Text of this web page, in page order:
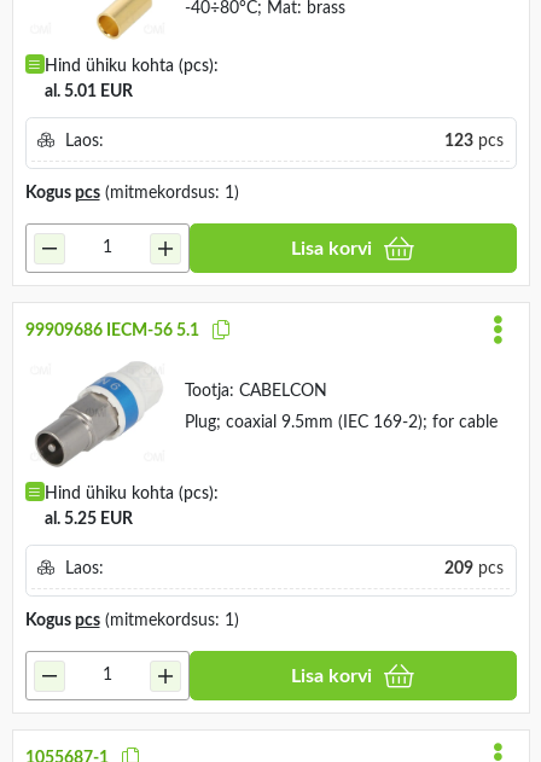
-40÷80°C; Mat: brass
Hind ühiku kohta (pcs):
al. 5.01 EUR
Laos: 123pcs
Kogus pcs(mitmekordsus: 1)
Lisa korvi
99909686 IECM-56 5.1
Tootja: CABELCON
Plug; coaxial 9.5mm (IEC 169-2); for cable
Hind ühiku kohta (pcs):
al. 5.25 EUR
Laos: 209pcs
Kogus pcs(mitmekordsus: 1)
Lisa korvi
1055687-1